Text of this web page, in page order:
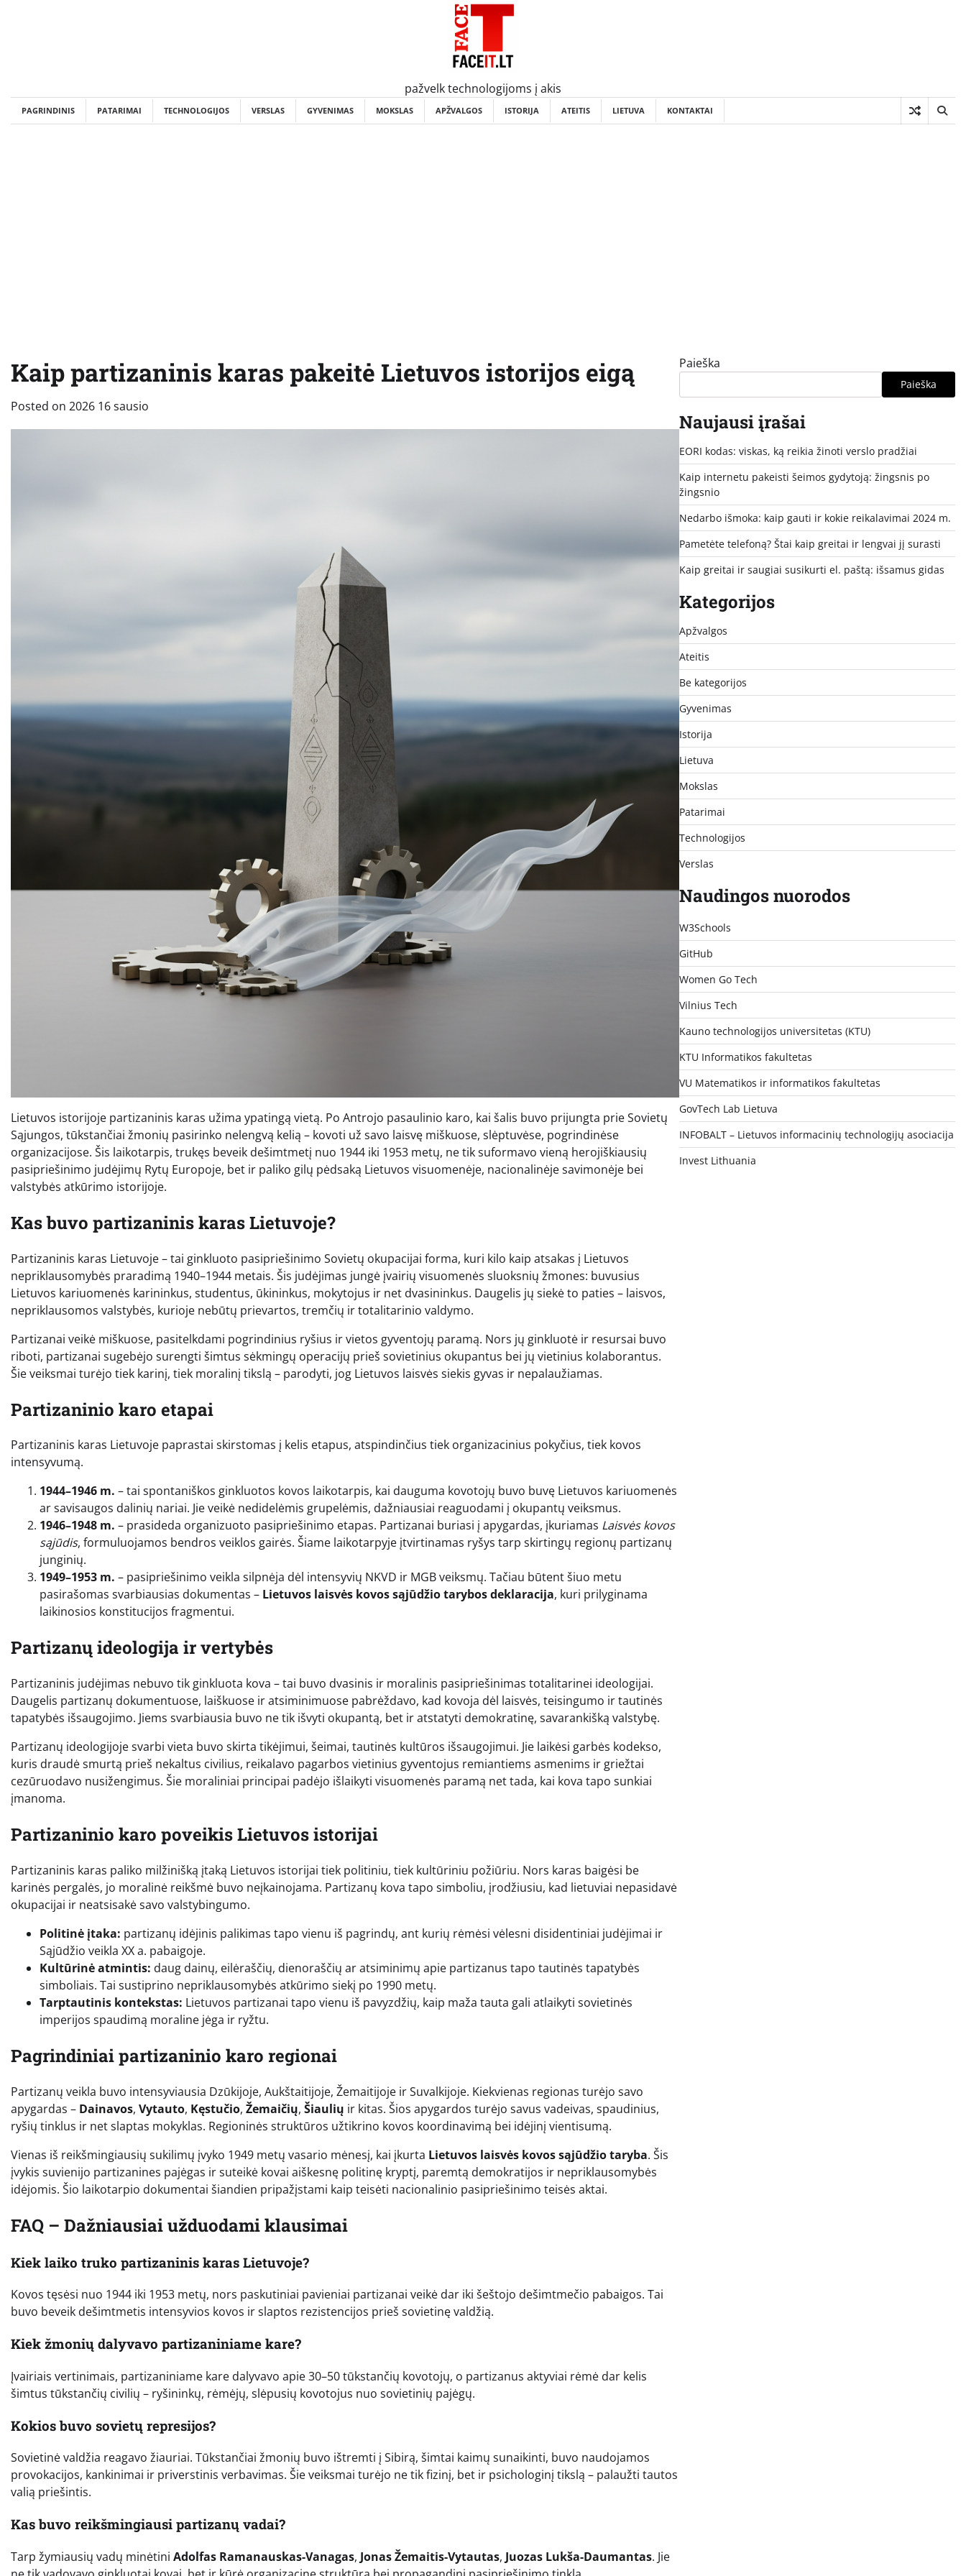
pažvelk technologijoms į akis
PAGRINDINIS PATARIMAI TECHNOLOGIJOS VERSLAS GYVENIMAS MOKSLAS APŽVALGOS ISTORIJA ATEITIS LIETUVA KONTAKTAI
Kaip partizaninis karas pakeitė Lietuvos istorijos eigą
Posted on 2026 16 sausio
Lietuvos istorijoje partizaninis karas užima ypatingą vietą. Po Antrojo pasaulinio karo, kai šalis buvo prijungta prie Sovietų
Sąjungos, tūkstančiai žmonių pasirinko nelengvą kelią – kovoti už savo laisvę miškuose, slėptuvėse, pogrindinėse
organizacijose. Šis laikotarpis, trukęs beveik dešimtmetį nuo 1944 iki 1953 metų, ne tik suformavo vieną herojiškiausių
pasipriešinimo judėjimų Rytų Europoje, bet ir paliko gilų pėdsaką Lietuvos visuomenėje, nacionalinėje savimonėje bei
valstybės atkūrimo istorijoje.
Kas buvo partizaninis karas Lietuvoje?
Partizaninis karas Lietuvoje – tai ginkluoto pasipriešinimo Sovietų okupacijai forma, kuri kilo kaip atsakas į Lietuvos
nepriklausomybės praradimą 1940–1944 metais. Šis judėjimas jungė įvairių visuomenės sluoksnių žmones: buvusius
Lietuvos kariuomenės karininkus, studentus, ūkininkus, mokytojus ir net dvasininkus. Daugelis jų siekė to paties – laisvos,
nepriklausomos valstybės, kurioje nebūtų prievartos, tremčių ir totalitarinio valdymo.
Partizanai veikė miškuose, pasitelkdami pogrindinius ryšius ir vietos gyventojų paramą. Nors jų ginkluotė ir resursai buvo
riboti, partizanai sugebėjo surengti šimtus sėkmingų operacijų prieš sovietinius okupantus bei jų vietinius kolaborantus.
Šie veiksmai turėjo tiek karinį, tiek moralinį tikslą – parodyti, jog Lietuvos laisvės siekis gyvas ir nepalaužiamas.
Partizaninio karo etapai
Partizaninis karas Lietuvoje paprastai skirstomas į kelis etapus, atspindinčius tiek organizacinius pokyčius, tiek kovos
intensyvumą.
1944–1946 m. – tai spontaniškos ginkluotos kovos laikotarpis, kai dauguma kovotojų buvo buvę Lietuvos kariuomenės
ar savisaugos dalinių nariai. Jie veikė nedidelėmis grupelėmis, dažniausiai reaguodami į okupantų veiksmus.
1946–1948 m. – prasideda organizuoto pasipriešinimo etapas. Partizanai buriasi į apygardas, įkuriamas Laisvės kovos
sąjūdis, formuluojamos bendros veiklos gairės. Šiame laikotarpyje įtvirtinamas ryšys tarp skirtingų regionų partizanų
junginių.
1949–1953 m. – pasipriešinimo veikla silpnėja dėl intensyvių NKVD ir MGB veiksmų. Tačiau būtent šiuo metu
pasirašomas svarbiausias dokumentas – Lietuvos laisvės kovos sąjūdžio tarybos deklaracija, kuri prilyginama
laikinosios konstitucijos fragmentui.
Partizanų ideologija ir vertybės
Partizaninis judėjimas nebuvo tik ginkluota kova – tai buvo dvasinis ir moralinis pasipriešinimas totalitarinei ideologijai.
Daugelis partizanų dokumentuose, laiškuose ir atsiminimuose pabrėždavo, kad kovoja dėl laisvės, teisingumo ir tautinės
tapatybės išsaugojimo. Jiems svarbiausia buvo ne tik išvyti okupantą, bet ir atstatyti demokratinę, savarankišką valstybę.
Partizanų ideologijoje svarbi vieta buvo skirta tikėjimui, šeimai, tautinės kultūros išsaugojimui. Jie laikėsi garbės kodekso,
kuris draudė smurtą prieš nekaltus civilius, reikalavo pagarbos vietinius gyventojus remiantiems asmenims ir griežtai
cezūruodavo nusižengimus. Šie moraliniai principai padėjo išlaikyti visuomenės paramą net tada, kai kova tapo sunkiai
įmanoma.
Partizaninio karo poveikis Lietuvos istorijai
Partizaninis karas paliko milžinišką įtaką Lietuvos istorijai tiek politiniu, tiek kultūriniu požiūriu. Nors karas baigėsi be
karinės pergalės, jo moralinė reikšmė buvo neįkainojama. Partizanų kova tapo simboliu, įrodžiusiu, kad lietuviai nepasidavė
okupacijai ir neatsisakė savo valstybingumo.
Politinė įtaka: partizanų idėjinis palikimas tapo vienu iš pagrindų, ant kurių rėmėsi vėlesni disidentiniai judėjimai ir
Sąjūdžio veikla XX a. pabaigoje.
Kultūrinė atmintis: daug dainų, eilėraščių, dienoraščių ar atsiminimų apie partizanus tapo tautinės tapatybės
simboliais. Tai sustiprino nepriklausomybės atkūrimo siekį po 1990 metų.
Tarptautinis kontekstas: Lietuvos partizanai tapo vienu iš pavyzdžių, kaip maža tauta gali atlaikyti sovietinės
imperijos spaudimą moraline jėga ir ryžtu.
Pagrindiniai partizaninio karo regionai
Partizanų veikla buvo intensyviausia Dzūkijoje, Aukštaitijoje, Žemaitijoje ir Suvalkijoje. Kiekvienas regionas turėjo savo
apygardas – Dainavos, Vytauto, Kęstučio, Žemaičių, Šiaulių ir kitas. Šios apygardos turėjo savus vadeivas, spaudinius,
ryšių tinklus ir net slaptas mokyklas. Regioninės struktūros užtikrino kovos koordinavimą bei idėjinį vientisumą.
Vienas iš reikšmingiausių sukilimų įvyko 1949 metų vasario mėnesį, kai įkurta Lietuvos laisvės kovos sąjūdžio taryba. Šis
įvykis suvienijo partizanines pajėgas ir suteikė kovai aiškesnę politinę kryptį, paremtą demokratijos ir nepriklausomybės
idėjomis. Šio laikotarpio dokumentai šiandien pripažįstami kaip teisėti nacionalinio pasipriešinimo teisės aktai.
FAQ – Dažniausiai užduodami klausimai
Kiek laiko truko partizaninis karas Lietuvoje?
Kovos tęsėsi nuo 1944 iki 1953 metų, nors paskutiniai pavieniai partizanai veikė dar iki šeštojo dešimtmečio pabaigos. Tai
buvo beveik dešimtmetis intensyvios kovos ir slaptos rezistencijos prieš sovietinę valdžią.
Kiek žmonių dalyvavo partizaniniame kare?
Įvairiais vertinimais, partizaniniame kare dalyvavo apie 30–50 tūkstančių kovotojų, o partizanus aktyviai rėmė dar kelis
šimtus tūkstančių civilių – ryšininkų, rėmėjų, slėpusių kovotojus nuo sovietinių pajėgų.
Kokios buvo sovietų represijos?
Sovietinė valdžia reagavo žiauriai. Tūkstančiai žmonių buvo ištremti į Sibirą, šimtai kaimų sunaikinti, buvo naudojamos
provokacijos, kankinimai ir priverstinis verbavimas. Šie veiksmai turėjo ne tik fizinį, bet ir psichologinį tikslą – palaužti tautos
valią priešintis.
Kas buvo reikšmingiausi partizanų vadai?
Tarp žymiausių vadų minėtini Adolfas Ramanauskas-Vanagas, Jonas Žemaitis-Vytautas, Juozas Lukša-Daumantas. Jie
Paieška
Paieška
Naujausi įrašai
EORI kodas: viskas, ką reikia žinoti verslo pradžiai
Kaip internetu pakeisti šeimos gydytoją: žingsnis po
žingsnio
Nedarbo išmoka: kaip gauti ir kokie reikalavimai 2024 m.
Pametėte telefoną? Štai kaip greitai ir lengvai jį surasti
Kaip greitai ir saugiai susikurti el. paštą: išsamus gidas
Kategorijos
Apžvalgos
Ateitis
Be kategorijos
Gyvenimas
Istorija
Lietuva
Mokslas
Patarimai
Technologijos
Verslas
Naudingos nuorodos
W3Schools
GitHub
Women Go Tech
Vilnius Tech
Kauno technologijos universitetas (KTU)
KTU Informatikos fakultetas
VU Matematikos ir informatikos fakultetas
GovTech Lab Lietuva
INFOBALT – Lietuvos informacinių technologijų asociacija
Invest Lithuania